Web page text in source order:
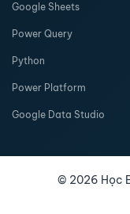
Google Sheets
Power Query
Python
Power Platform
Google Data Studio
© 2026 Học